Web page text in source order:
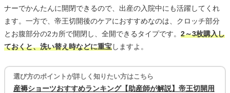
ナーでかんたんに開閉できるので、出産の入院中にも活躍してくれ
ます。一方で、帝王切開後のケアにおすすめなのは、クロッチ部分
とお腹部分の2カ所で開閉し、全開できるタイプです。 2～3枚購入し
ておくと、洗い替え時などに重宝しますよ。
選び方のポイントが詳しく知りたい方はこちら
産褥ショーツおすすめランキング【助産師が解説】帝王切開用